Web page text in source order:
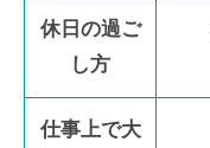
休日の過ご
し方
仕事上で大